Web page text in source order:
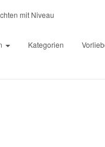
Kategorien